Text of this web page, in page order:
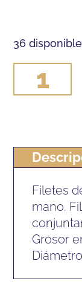
36
FILETE
SEFTON
BOCADO
cantidad
Filetes
mano.
Grosor